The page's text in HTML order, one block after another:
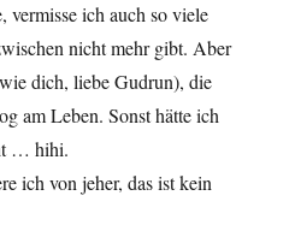
vermisse ich auch so viele
nicht mehr gibt. Aber
dich, liebe Gudrun), die
am Leben. Sonst hätte ich
… hihi.
ich von jeher, das ist kein